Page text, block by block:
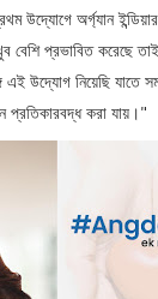
উদ্যোগে অর্গ্যান
বেশি প্রভাবিত করেছে
এই উদ্যোগ নিয়েছি যাতে
প্রতিকারবদ্ধ করা যায়।"